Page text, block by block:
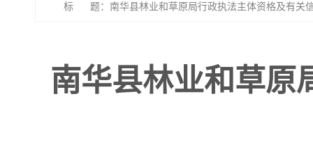
标 题：南华县林业和草原局行政执法主体资格及有关
南华县林业和草原